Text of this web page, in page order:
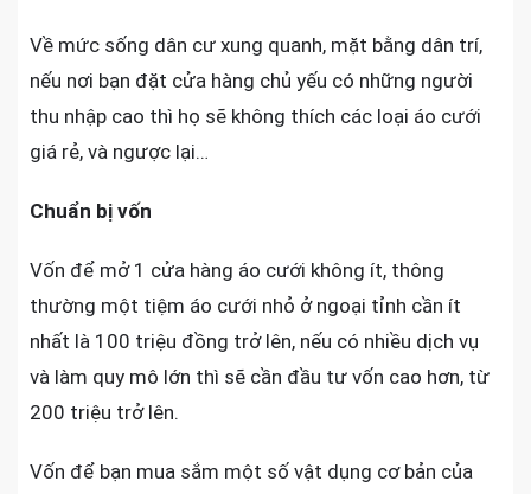
Về mức sống dân cư xung quanh, mặt bằng dân trí,
nếu nơi bạn đặt cửa hàng chủ yếu có những người
thu nhập cao thì họ sẽ không thích các loại áo cưới
giá rẻ, và ngược lại…
Chuẩn bị vốn
Vốn để mở 1 cửa hàng áo cưới không ít, thông
thường một tiệm áo cưới nhỏ ở ngoại tỉnh cần ít
nhất là 100 triệu đồng trở lên, nếu có nhiều dịch vụ
và làm quy mô lớn thì sẽ cần đầu tư vốn cao hơn, từ
200 triệu trở lên.
Vốn để bạn mua sắm một số vật dụng cơ bản của